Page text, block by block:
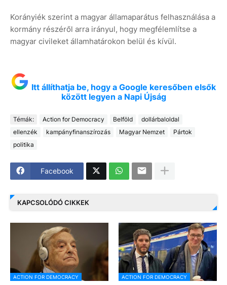
Korányiék szerint a magyar államaparátus felhasználása a
kormány részéről arra irányul, hogy megfélemlítse a
magyar civileket államhatárokon belül és kívül.
Itt állíthatja be, hogy a Google keresőben elsők
között legyen a Napi Újság
Témák: Action for Democracy Belföld
dollárbaloldal
ellenzék
kampányfinanszírozás Magyar Nemzet
Pártok
politika
Facebook
KAPCSOLÓDÓ CIKKEK
ACTION FOR DEMOCRACY ACTION FOR DEMOCRACY